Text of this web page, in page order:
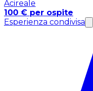
Acireale
100 € per ospite
Esperienza condivisa